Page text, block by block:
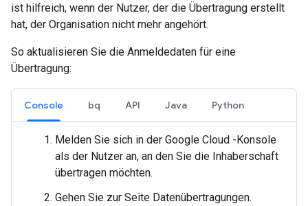
ist hilfreich, wenn der Nutzer, der die Übertragung erstellt
hat, der Organisation nicht mehr angehört.
So aktualisieren Sie die Anmeldedaten für eine
Übertragung:
Console bq API Java Python
Melden Sie sich in der Google Cloud -Konsole
als der Nutzer an, an den Sie die Inhaberschaft
übertragen möchten.
Gehen Sie zur Seite Datenübertragungen.